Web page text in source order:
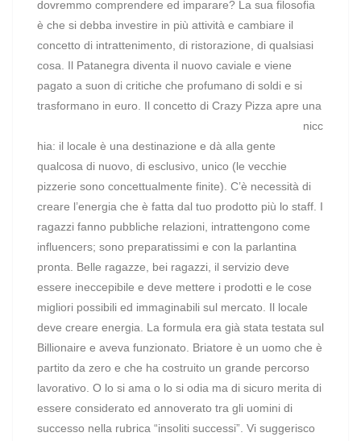
dovremmo comprendere ed imparare? La sua filosofia
è che si debba investire in più attività e cambiare il
concetto di intrattenimento, di ristorazione, di qualsiasi
cosa. Il Patanegra diventa il nuovo caviale e viene
pagato a suon di critiche che profumano di soldi e si
trasformano in euro. Il concetto di Crazy Pizza apre una
nicc
hia: il locale è una destinazione e dà alla gente
qualcosa di nuovo, di esclusivo, unico (le vecchie
pizzerie sono concettualmente finite). C’è necessità di
creare l’energia che è fatta dal tuo prodotto più lo staff. I
ragazzi fanno pubbliche relazioni, intrattengono come
influencers; sono preparatissimi e con la parlantina
pronta. Belle ragazze, bei ragazzi, il servizio deve
essere ineccepibile e deve mettere i prodotti e le cose
migliori possibili ed immaginabili sul mercato. Il locale
deve creare energia. La formula era già stata testata sul
Billionaire e aveva funzionato. Briatore è un uomo che è
partito da zero e che ha costruito un grande percorso
lavorativo. O lo si ama o lo si odia ma di sicuro merita di
essere considerato ed annoverato tra gli uomini di
successo nella rubrica “insoliti successi”. Vi suggerisco